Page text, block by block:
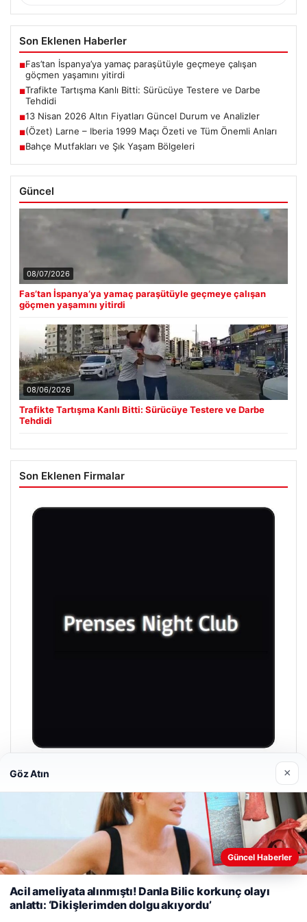
Son Eklenen Haberler
■Fas’tan İspanya’ya yamaç paraşütüyle geçmeye çalışan
göçmen yaşamını yitirdi
■Trafikte Tartışma Kanlı Bitti: Sürücüye Testere ve Darbe
Tehdidi
■13 Nisan 2026 Altın Fiyatları Güncel Durum ve Analizler
■(Özet) Larne – Iberia 1999 Maçı Özeti ve Tüm Önemli Anları
■Bahçe Mutfakları ve Şık Yaşam Bölgeleri
Güncel
08/07/2026
Fas’tan İspanya’ya yamaç paraşütüyle geçmeye çalışan
göçmen yaşamını yitirdi
08/06/2026
Trafikte Tartışma Kanlı Bitti: Sürücüye Testere ve Darbe
Tehdidi
Son Eklenen Firmalar
Prenses Night Club
04/29/2026
© 2026 Michipro – Latest News
Web sitemizi nasıl kullandığınızı daha iyi anlayabilmek,
deneyiminizi kişiselleştirmek ve geliştirmek amacıyla çerezler
kullanıyoruz.
Çerez Politikamız
Reddet Kabul Et
Göz Atın ×
Güncel Haberler
Acil ameliyata alınmıştı! Danla Bilic korkunç olayı
anlattı: ‘Dikişlerimden dolgu akıyordu’